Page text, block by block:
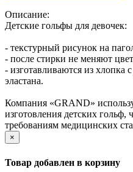
Описание:
Детские гольфы для девочек:
- текстурный рисунок на
- после стирки не меняют
- изготавливаются из хлопка
эластана.
Компания «GRAND»
изготовления детских гольф,
требованиям медицинских
×
Товар добавлен в корзину